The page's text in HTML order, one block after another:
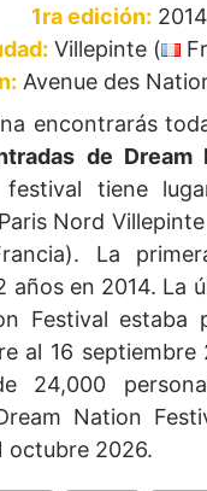
1ra edición: 2014
Villepinte (
Avenue des
encontrarás
de Dream
tiene
Nord
La
años en 2014. La
Festival estaba
al 16
24,000
Nation
octubre 2026.